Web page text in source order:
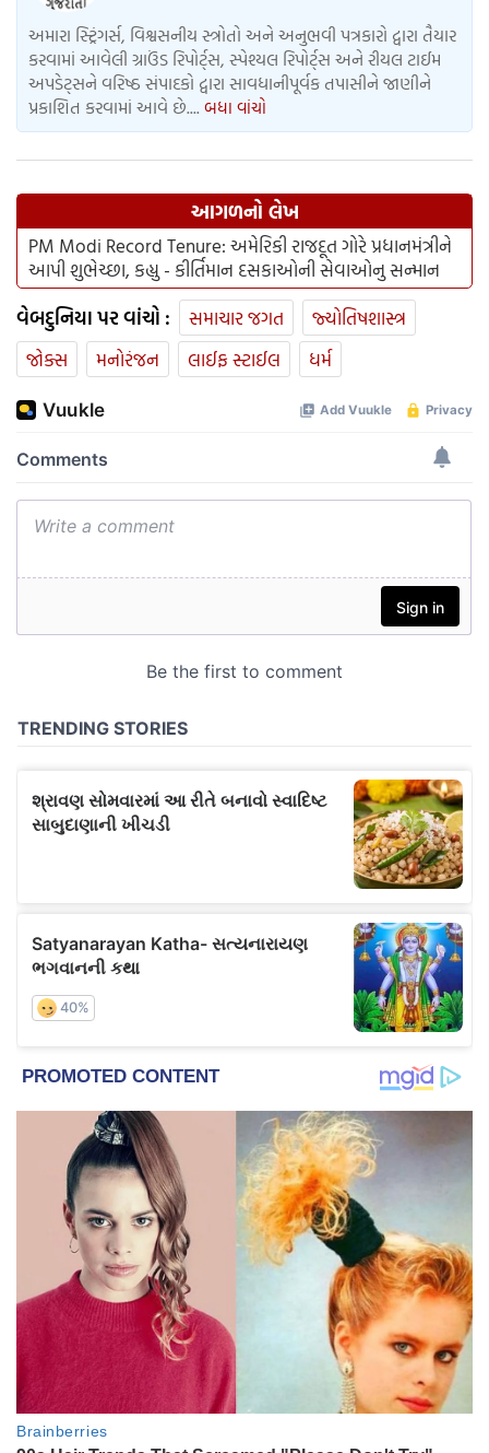
અમારા સ્ટ્રિંગર્સ, વિશ્વસનીય સ્ત્રોતો અને અનુભવી પત્રકારો દ્વારા તૈયાર
કરવામાં આવેલી ગ્રાઉંડ રિપોર્ટ્સ, સ્પેશ્યલ રિપોર્ટ્સ અને રીયલ ટાઈમ
અપડેટ્સને વરિષ્ઠ સંપાદકો દ્વારા સાવધાનીપૂર્વક તપાસીને જાણીને
પ્રકાશિત કરવામાં આવે છે.... બધા વાંચો
આગળનો લેખ
PM Modi Record Tenure: અમેરિકી રાજદૂત ગોરે પ્રધાનમંત્રીને
આપી શુભેચ્છા, કહ્યુ - કીર્તિમાન દસકાઓની સેવાઓનુ સન્માન
વેબદુનિયા પર વાંચો : સમાચાર જગત
જ્યોતિષશાસ્ત્ર
જોક્સ
મનોરંજન લાઈફ સ્ટાઈલ ધર્મ